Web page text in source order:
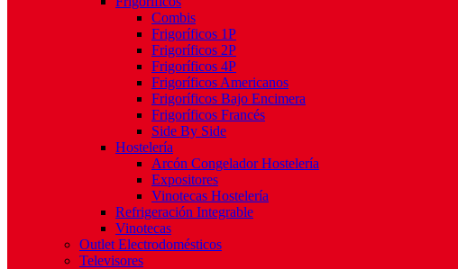
Combis
Frigoríficos 1P
Frigoríficos 2P
Frigoríficos 4P
Frigoríficos Americanos
Frigoríficos Bajo Encimera
Frigoríficos Francés
Side By Side
Hostelería
Arcón Congelador Hostelería
Expositores
Vinotecas Hostelería
Refrigeración Integrable
Vinotecas
Outlet Electrodomésticos
Televisores